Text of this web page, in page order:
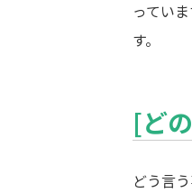
ってい
す。
[ど
どう言